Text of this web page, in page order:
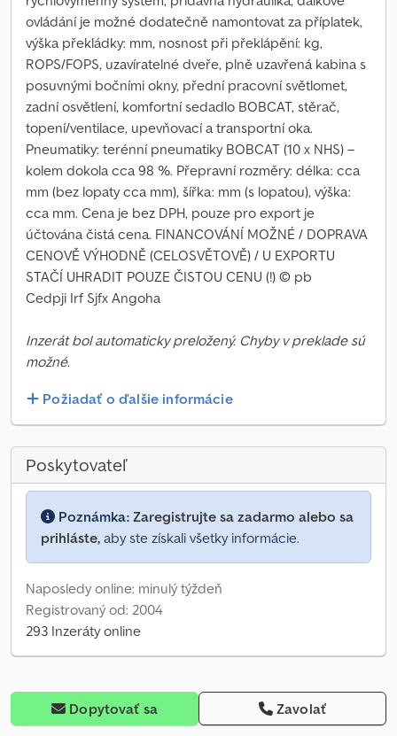
ovládání je možné dodatečně namontovat za příplatek,
výška překládky: mm, nosnost při překlápění: kg,
ROPS/FOPS, uzavíratelné dveře, plně uzavřená kabina s
posuvnými bočními okny, přední pracovní světlomet,
zadní osvětlení, komfortní sedadlo BOBCAT, stěrač,
topení/ventilace, upevňovací a transportní oka.
Pneumatiky: terénní pneumatiky BOBCAT (10 x NHS) –
kolem dokola cca 98 %. Přepravní rozměry: délka: cca
mm (bez lopaty cca mm), šířka: mm (s lopatou), výška:
cca mm. Cena je bez DPH, pouze pro export je
účtována čistá cena. FINANCOVÁNÍ MOŽNÉ / DOPRAVA
CENOVĚ VÝHODNĚ (CELOSVĚTOVĚ) / U EXPORTU
STAČÍ UHRADIT POUZE ČISTOU CENU (!) © pb
Cedpji Irf Sjfx Angoha
Inzerát bol automaticky preložený. Chyby v preklade sú
možné.
Požiadať o ďalšie informácie
Poskytovateľ
Poznámka: Zaregistrujte sa zadarmo alebo sa
prihláste, aby ste získali všetky informácie.
Naposledy online: minulý týždeň
Registrovaný od: 2004
293 Inzeráty online
Dopytovať sa Zavolať